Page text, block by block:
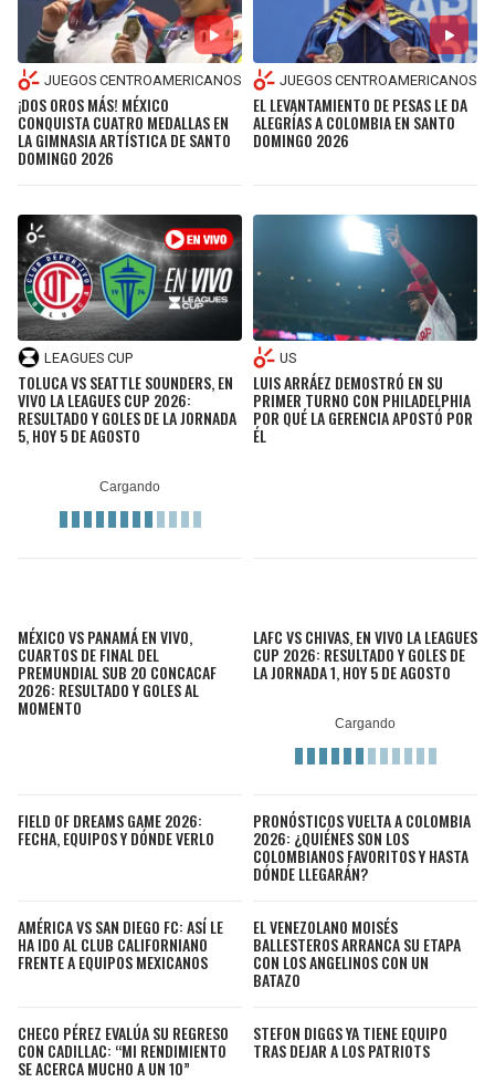
JUEGOS CENTROAMERICANOS
¡DOS OROS MÁS! MÉXICO
CONQUISTA CUATRO MEDALLAS EN
LA GIMNASIA ARTÍSTICA DE SANTO
DOMINGO 2026
JUEGOS CENTROAMERICANOS
EL LEVANTAMIENTO DE PESAS LE DA
ALEGRÍAS A COLOMBIA EN SANTO
DOMINGO 2026
LEAGUES CUP
TOLUCA VS SEATTLE SOUNDERS, EN
VIVO LA LEAGUES CUP 2026:
RESULTADO Y GOLES DE LA JORNADA
5, HOY 5 DE AGOSTO
US
LUIS ARRÁEZ DEMOSTRÓ EN SU
PRIMER TURNO CON PHILADELPHIA
POR QUÉ LA GERENCIA APOSTÓ POR
ÉL
MÉXICO VS PANAMÁ EN VIVO,
CUARTOS DE FINAL DEL
PREMUNDIAL SUB 20 CONCACAF
2026: RESULTADO Y GOLES AL
MOMENTO
LAFC VS CHIVAS, EN VIVO LA LEAGUES
CUP 2026: RESULTADO Y GOLES DE
LA JORNADA 1, HOY 5 DE AGOSTO
FIELD OF DREAMS GAME 2026:
FECHA, EQUIPOS Y DÓNDE VERLO
PRONÓSTICOS VUELTA A COLOMBIA
2026: ¿QUIÉNES SON LOS
COLOMBIANOS FAVORITOS Y HASTA
DÓNDE LLEGARÁN?
AMÉRICA VS SAN DIEGO FC: ASÍ LE
HA IDO AL CLUB CALIFORNIANO
FRENTE A EQUIPOS MEXICANOS
EL VENEZOLANO MOISÉS
BALLESTEROS ARRANCA SU ETAPA
CON LOS ANGELINOS CON UN
BATAZO
CHECO PÉREZ EVALÚA SU REGRESO
CON CADILLAC: “MI RENDIMIENTO
SE ACERCA MUCHO A UN 10”
STEFON DIGGS YA TIENE EQUIPO
TRAS DEJAR A LOS PATRIOTS